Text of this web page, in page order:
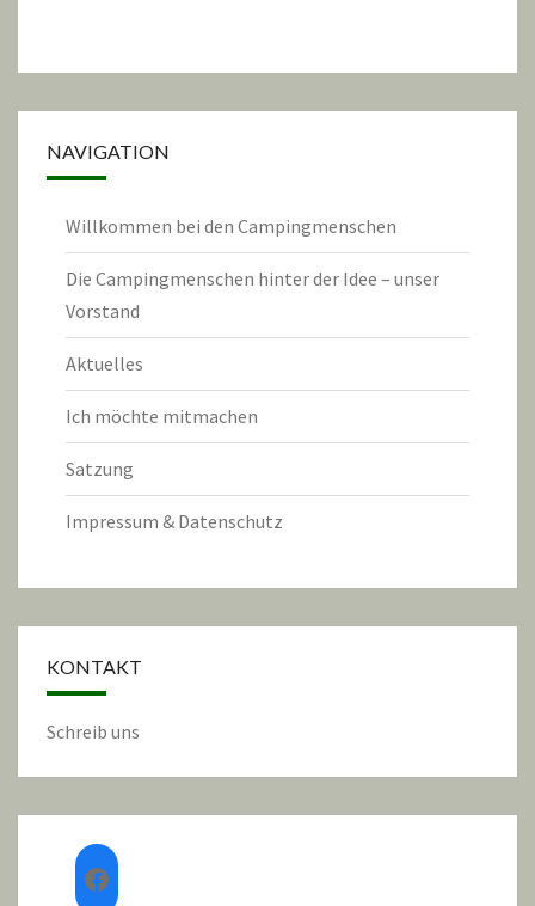
NAVIGATION
Willkommen bei den Campingmenschen
Die Campingmenschen hinter der Idee – unser
Vorstand
Aktuelles
Ich möchte mitmachen
Satzung
Impressum & Datenschutz
KONTAKT
Schreib uns